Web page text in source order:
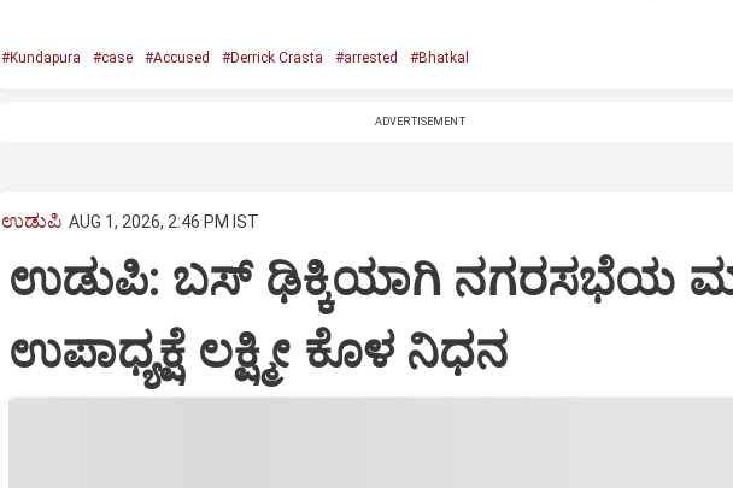
#Kundapura #case #Accused #Derrick Crasta #arrested #Bhatkal
ADVERTISEMENT
ಉಡುಪಿ AUG 1, 2026, 2:46 PM IST
ಉಡುಪಿ: ಬಸ್‌ ಢಿಕ್ಕಿಯಾಗಿ ನಗರಸಭೆಯ
ಉಪಾಧ್ಯಕ್ಷೆ ಲಕ್ಷ್ಮೀ ಕೊಳ ನಿಧನ